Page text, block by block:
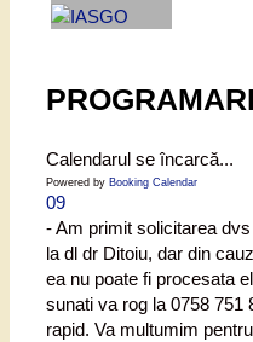
PROGRAMARI
Calendarul se încarcă...
Powered by Booking Calendar
09
- Am primit solicitarea
la dl dr Ditoiu, dar din
ea nu poate fi procesata
sunati va rog la 0758 751
rapid. Va multumim